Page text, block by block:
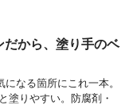
から、塗り手のベ
なる箇所にこれ一本。
塗りやすい。防腐剤・